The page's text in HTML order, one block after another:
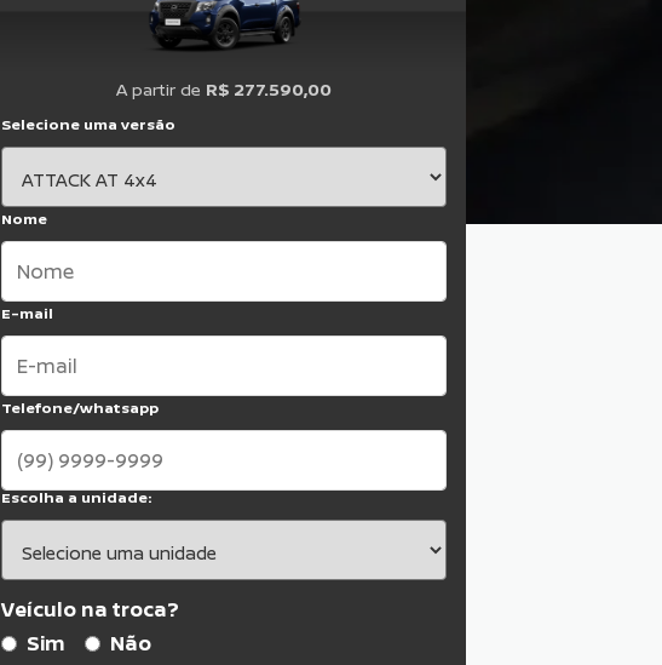
A partir de R$ 277.590,00
Selecione uma versão
Nome
E-mail
Telefone/whatsapp
Escolha a unidade:
Veículo na troca?
Sim
Não